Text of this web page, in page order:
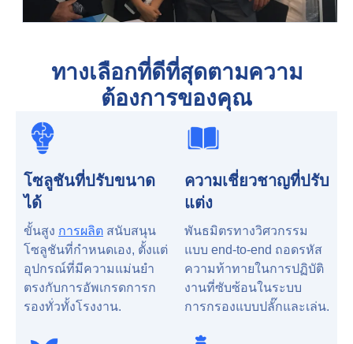
ทางเลือกที่ดีที่สุดตามความ
ต้องการของคุณ
โซลูชันที่ปรับขนาด
ได้
ขั้นสูง การผลิต สนับสนุน
โซลูชันที่กำหนดเอง, ตั้งแต่
อุปกรณ์ที่มีความแม่นยำ
ตรงกับการอัพเกรดการก
รองทั่วทั้งโรงงาน.
ความเชี่ยวชาญที่ปรับ
แต่ง
พันธมิตรทางวิศวกรรม
แบบ end-to-end ถอดรหัส
ความท้าทายในการปฏิบัติ
งานที่ซับซ้อนในระบบ
การกรองแบบปลั๊กและเล่น.